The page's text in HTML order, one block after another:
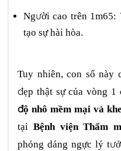
Người cao trên 1m65:
tạo sự hài hòa.
Tuy nhiên, con số này
đẹp thật sự của vòng 1
độ nhô mềm mại và
tại Bệnh viện Thẩm
phỏng dáng ngực lý